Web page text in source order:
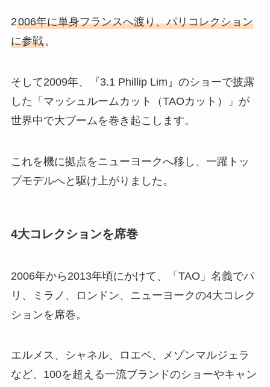
2006年に単身フランスへ渡り、パリコレクション
に参戦。
そして2009年、『3.1 Phillip Lim』のショーで披露
した「マッシュルームカット（TAOカット）」が
世界中で大ブームを巻き起こします。
これを機に拠点をニューヨークへ移し、一躍トッ
プモデルへと駆け上がりました。
4大コレクションを席巻
2006年から2013年頃にかけて、「TAO」名義でパ
リ、ミラノ、ロンドン、ニューヨークの4大コレク
ションを席巻。
エルメス、シャネル、ロエベ、メゾンマルジェラ
など、100を超える一流ブランドのショーやキャン